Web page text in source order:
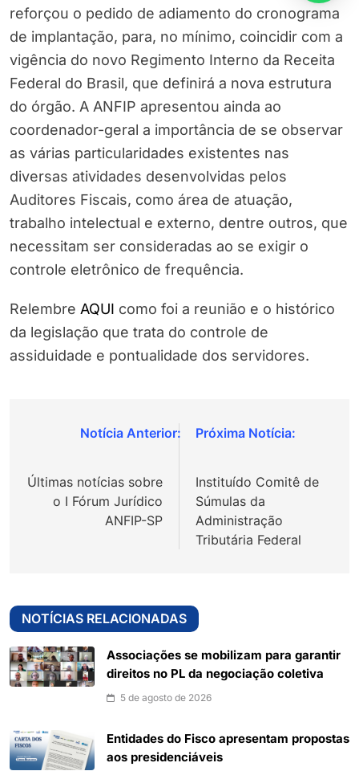
reforçou o pedido de adiamento do cronograma
de implantação, para, no mínimo, coincidir com a
vigência do novo Regimento Interno da Receita
Federal do Brasil, que definirá a nova estrutura
do órgão. A ANFIP apresentou ainda ao
coordenador-geral a importância de se observar
as várias particularidades existentes nas
diversas atividades desenvolvidas pelos
Auditores Fiscais, como área de atuação,
trabalho intelectual e externo, dentre outros, que
necessitam ser consideradas ao se exigir o
controle eletrônico de frequência.
Relembre AQUI como foi a reunião e o histórico
da legislação que trata do controle de
assiduidade e pontualidade dos servidores.
Navegação
Post
Últimas notícias sobre
o I Fórum Jurídico
ANFIP-SP
Instituído Comitê de
Súmulas da
Administração
Tributária Federal
NOTÍCIAS RELACIONADAS
Associações se mobilizam para garantir
direitos no PL da negociação coletiva
5 de agosto de 2026
Entidades do Fisco apresentam propostas
aos presidenciáveis